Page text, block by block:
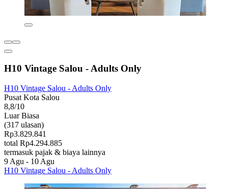
H10 Vintage Salou - Adults Only
H10 Vintage Salou - Adults Only
Pusat Kota Salou
8,8/10
Luar Biasa
(317 ulasan)
Rp3.829.841
total Rp4.294.885
termasuk pajak & biaya lainnya
9 Agu - 10 Agu
H10 Vintage Salou - Adults Only